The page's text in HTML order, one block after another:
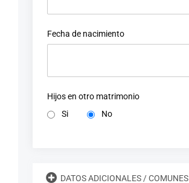
Fecha de nacimiento
Hijos en otro matrimonio
Si
No
DATOS ADICIONALES / COMUNES